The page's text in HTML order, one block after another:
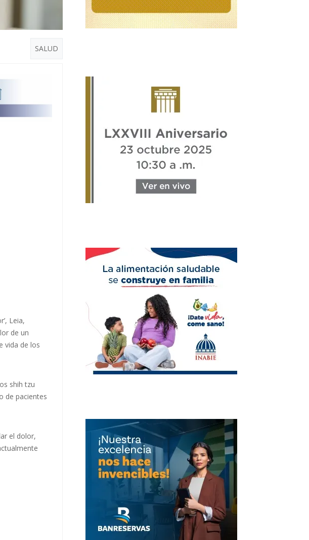
SALUD
Leia,
de un
vida de los
shih tzu
de pacientes
el dolor,